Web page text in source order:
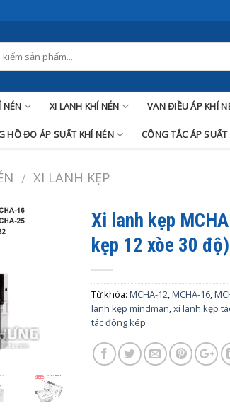
NÉN XI LANH KHÍ NÉN VAN ĐIỀU ÁP KHÍ
HỒ ĐO ÁP SUẤT KHÍ NÉN CÔNG TẮC ÁP SUẤT
/ XI LANH KẸP
Xi lanh kẹp
kẹp 12 xòe 30 độ)
Từ khóa:MCHA-12,MCHA-16,
lanh kẹp mindman,xi lanh kẹp
tác động kép